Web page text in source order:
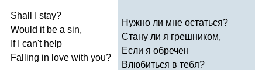
Shall stay?
Would it be a sin,
If
can't help
Falling in love with you?
Нужно ли мне остаться?
Стану ли я грешником,
Если я обречен
Влюбиться в тебя?